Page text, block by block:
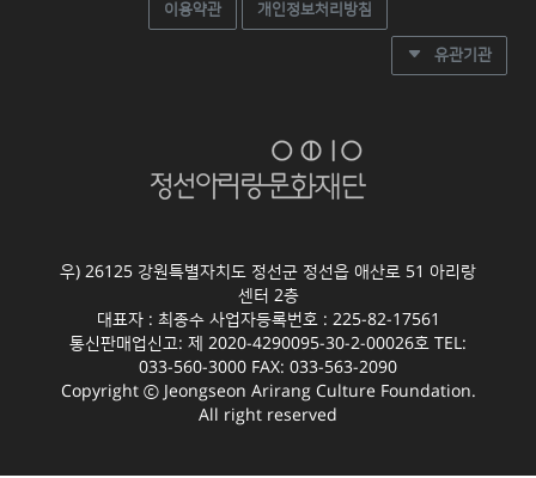
이용약관 개인정보처리방침
유관기관
우) 26125 강원특별자치도 정선군 정선읍 애산로 51 아리랑
센터 2층
대표자 : 최종수 사업자등록번호 : 225-82-17561
통신판매업신고: 제 2020-4290095-30-2-00026호 TEL:
033-560-3000 FAX: 033-563-2090
Copyright ⓒ Jeongseon Arirang Culture Foundation.
All right reserved